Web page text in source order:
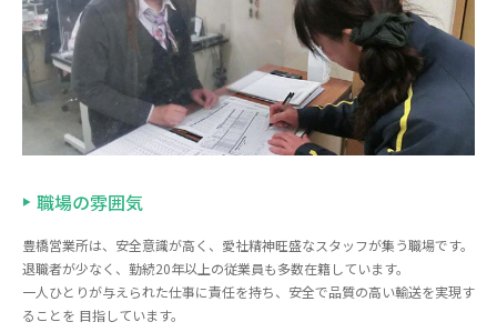
職場の雰囲気
豊橋営業所は、安全意識が高く、愛社精神旺盛なスタッフが集う職場です。
退職者が少なく、勤続20年以上の従業員も多数在籍しています。
一人ひとりが与えられた仕事に責任を持ち、安全で品質の高い輸送を実現す
ることを 目指しています。